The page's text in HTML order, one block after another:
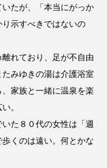
たが、「本当にがっか
示すべきではないの
れており、足が不自由
みゆきの湯は介護浴室
家族と一緒に温泉を楽
。
た８０代の女性は「週
くのは遠い。何とかな